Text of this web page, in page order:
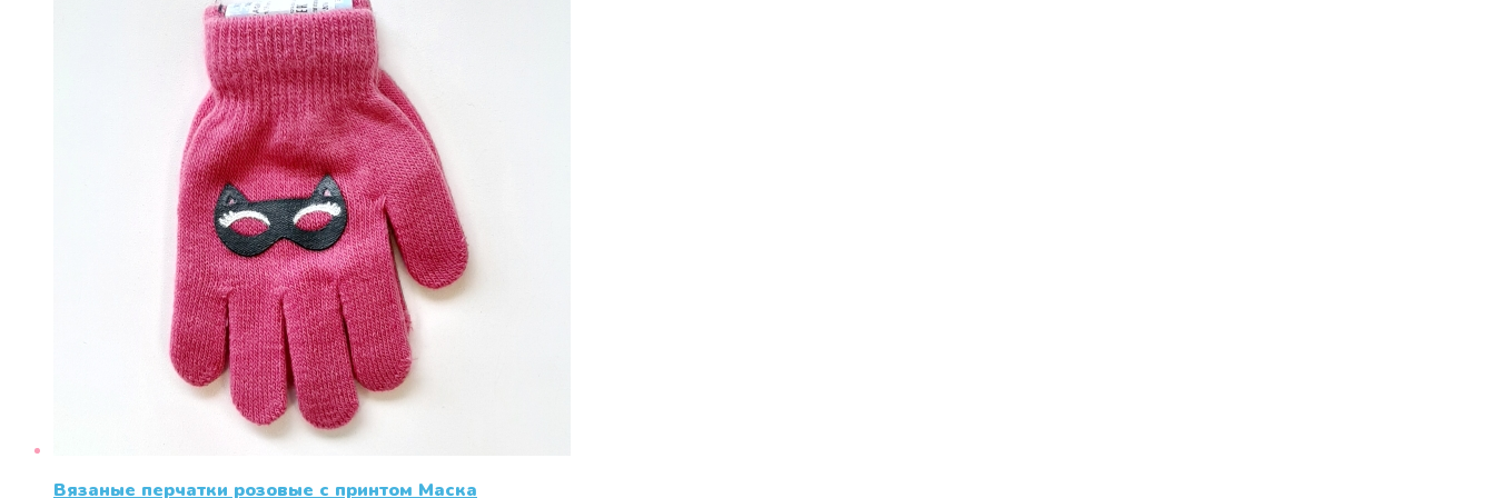
Вязаные перчатки розовые с принтом Маска